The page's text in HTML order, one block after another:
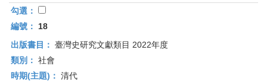
勾選：
編號：
18
出版書目： 臺灣史研究文獻類目 2022年度
類別： 社會
時期(主題)： 清代